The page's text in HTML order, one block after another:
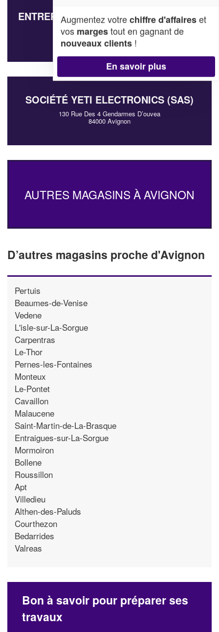
ENTREPRISE ECLAT DE FRANCE (SAS)
135 Rue Des Joncs Des Bois
84000 Avignon
SOCIÉTÉ YETI ELECTRONICS (SAS)
130 Rue Des 4 Gendarmes D’ouvea
84000 Avignon
AUTRES MAGASINS À AVIGNON
D’autres magasins proche d'Avignon
Pertuis
Beaumes-de-Venise
Vedene
L'isle-sur-La-Sorgue
Carpentras
Le-Thor
Pernes-les-Fontaines
Monteux
Le-Pontet
Cavaillon
Malaucene
Saint-Martin-de-La-Brasque
Entraigues-sur-La-Sorgue
Mormoiron
Bollene
Roussillon
Apt
Villedieu
Althen-des-Paluds
Courthezon
Bedarrides
Valreas
Bon à savoir pour préparer ses
travaux
Augmentez votrechiffre d'affaireset
vos margestout en gagnant de
nouveaux clients !
En savoir plus